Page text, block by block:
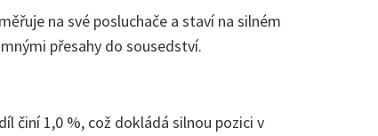
na své posluchače a staví na silném
přesahy do sousedství.
činí 1,0 %, což dokládá silnou pozici v